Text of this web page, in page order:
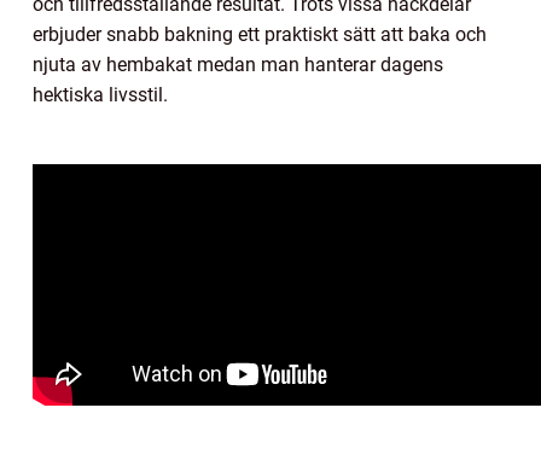
erbjuder snabb bakning ett praktiskt sätt att baka och
njuta av hembakat medan man hanterar dagens
hektiska livsstil.